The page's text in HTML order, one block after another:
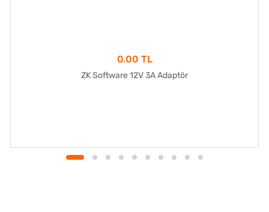
0.00 TL
ZK Software 12V 3A Adaptör